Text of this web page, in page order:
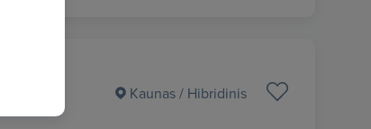
Kaunas/ Hibridinis